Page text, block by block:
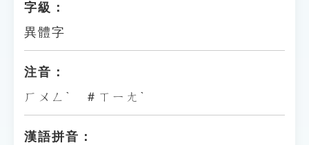
字級：
異體字
注音：
ㄏㄨㄥˋ ＃ㄒㄧㄤˋ
漢語拼音：